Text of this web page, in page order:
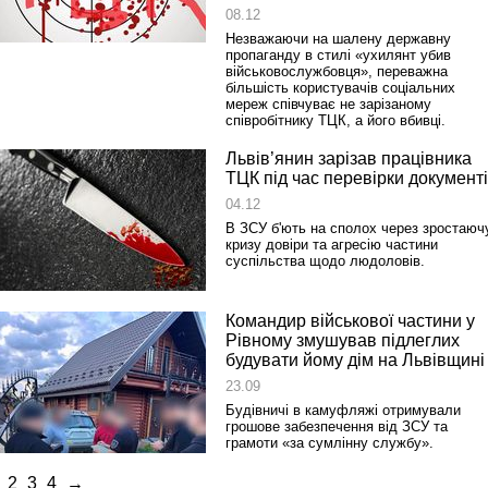
08.12
Незважаючи на шалену державну
пропаганду в стилі «ухилянт убив
військовослужбовця», переважна
більшість користувачів соціальних
мереж співчуває не зарізаному
співробітнику ТЦК, а його вбивці.
Львів’янин зарізав працівника
ТЦК під час перевірки
04.12
В ЗСУ б'ють на сполох через
кризу довіри та агресію частини
суспільства щодо людоловів.
Командир військової частини у
Рівному змушував підлеглих
будувати йому дім на Львівщині
23.09
Будівничі в камуфляжі отримували
грошове забезпечення від ЗСУ та
грамоти «за сумлінну службу».
2 3 4 →